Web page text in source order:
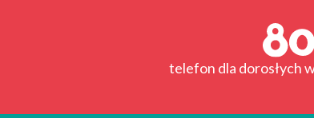
telefon dla dorosłych